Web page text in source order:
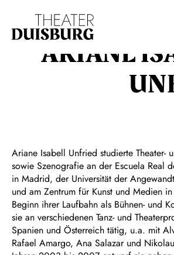
Zur Hauptnavigation springen
Zum Footer springen
ARIANE
Ariane Isabell Unfried studierte Theater-
sowie Szenografie an der Escuela Real
in Madrid, der Universität der
und am Zentrum für Kunst und Medien
Beginn ihrer Laufbahn als Bühnen- und
sie an verschiedenen Tanz- und
Spanien und Österreich tätig, u.a. mit
Rafael Amargo, Ana Salazar und